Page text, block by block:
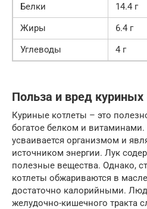
Белки
14.4 г
Жиры
6.4 г
Углеводы
4 г
Польза и вред куриных
Куриные котлеты – это
богатое белком и
усваивается организмом и
источником энергии. Лук
полезные вещества. Однако,
котлеты обжариваются в
достаточно калорийными.
желудочно-кишечного тракта